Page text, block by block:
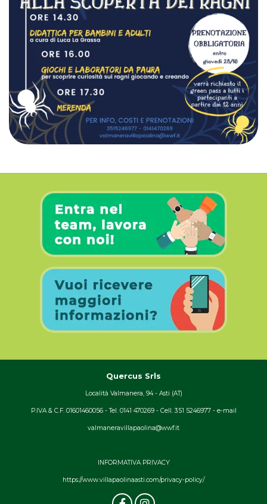
Quercus Srls
Località Valmanera, 94 - Asti (AT)
P.IVA & C.F. 01601460056 - Tel. 0141 470269 - Cell. 351 5246977 - e-mail
valmaneravillapaolina@wwf.it
INFORMATIVA PRIVACY
https://www.villapaolinaasti.com/privacy-policy/